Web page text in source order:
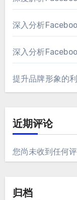
深入分析
深入分析
提升品牌形象的
近期评论
您尚未收到任何评
归档